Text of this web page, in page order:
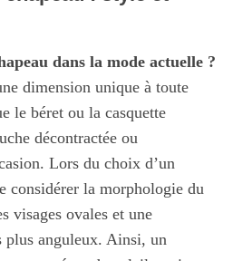
dans la mode actuelle ?
dimension unique à toute
le béret ou la casquette
décontractée ou
Lors du choix d’un
considérer la morphologie du
visages ovales et une
plus anguleux. Ainsi, un